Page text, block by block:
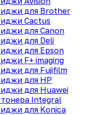
для Brother
Cactus
для Canon
для Deli
для Epson
F+ imaging
для Fujifilm
для HP
для Huawei
Integral
для Konica